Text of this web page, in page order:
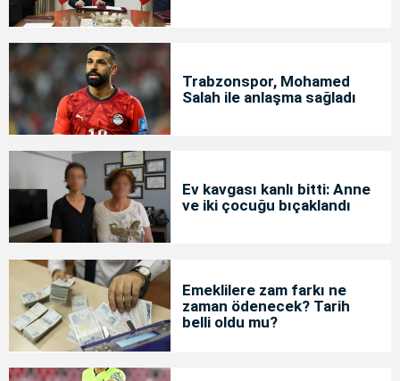
Trabzonspor, Mohamed
Salah ile anlaşma sağladı
Ev kavgası kanlı bitti: Anne
ve iki çocuğu bıçaklandı
Emeklilere zam farkı ne
zaman ödenecek? Tarih
belli oldu mu?